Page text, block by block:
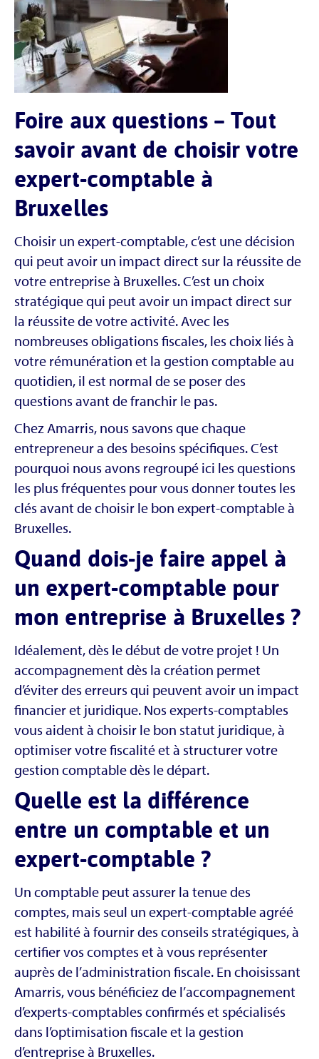
Foire aux questions – Tout
savoir avant de choisir votre
expert-comptable à
Bruxelles
Choisir un expert-comptable, c’est une décision
qui peut avoir un impact direct sur la réussite de
votre entreprise à Bruxelles. C’est un choix
stratégique qui peut avoir un impact direct sur
la réussite de votre activité. Avec les
nombreuses obligations fiscales, les choix liés à
votre rémunération et la gestion comptable au
quotidien, il est normal de se poser des
questions avant de franchir le pas.
Chez Amarris, nous savons que chaque
entrepreneur a des besoins spécifiques. C’est
pourquoi nous avons regroupé ici les questions
les plus fréquentes pour vous donner toutes les
clés avant de choisir le bon expert-comptable à
Bruxelles.
Quand dois-je faire appel à
un expert-comptable pour
mon entreprise à Bruxelles ?
Idéalement, dès le début de votre projet ! Un
accompagnement dès la création permet
d’éviter des erreurs qui peuvent avoir un impact
financier et juridique. Nos experts-comptables
vous aident à choisir le bon statut juridique, à
optimiser votre fiscalité et à structurer votre
gestion comptable dès le départ.
Quelle est la différence
entre un comptable et un
expert-comptable ?
Un comptable peut assurer la tenue des
comptes, mais seul un expert-comptable agréé
est habilité à fournir des conseils stratégiques, à
certifier vos comptes et à vous représenter
auprès de l’administration fiscale. En choisissant
Amarris, vous bénéficiez de l’accompagnement
d’experts-comptables confirmés et spécialisés
dans l’optimisation fiscale et la gestion
d’entreprise à Bruxelles.